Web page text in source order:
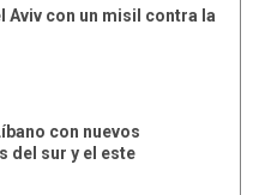
Aviv con un misil contra la
con nuevos
del sur y el este